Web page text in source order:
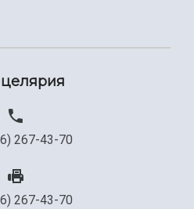
267-43-70
267-43-70